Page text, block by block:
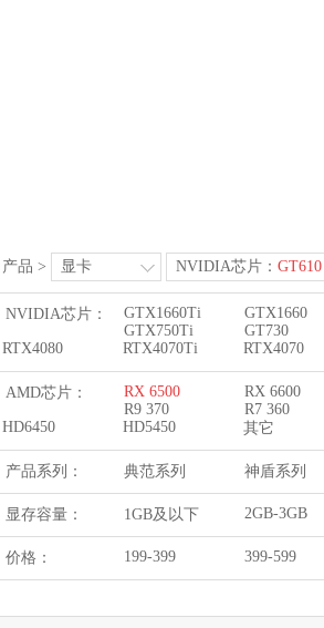
产品 > 显卡 NVIDIA芯片： GT610
NVIDIA芯片： GTX1660Ti GTX1660
GTX750Ti
GT730
RTX4080
RTX4070Ti RTX4070
AMD芯片： RX 6500 RX 6600
R9 370
R7 360
HD6450
HD5450 其它
产品系列： 典范系列 神盾系列
显存容量： 1GB及以下 2GB-3GB
价格： 199-399 399-599